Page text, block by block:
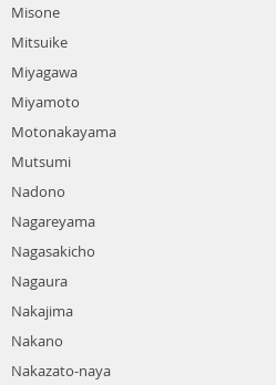
Misone
Mitsuike
Miyagawa
Miyamoto
Motonakayama
Mutsumi
Nadono
Nagareyama
Nagasakicho
Nagaura
Nakajima
Nakano
Nakazato-naya